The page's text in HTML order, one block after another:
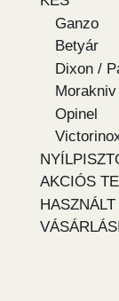
Ganzo
Betyár
Dixon /
Morakniv
Opinel
AKCIÓS